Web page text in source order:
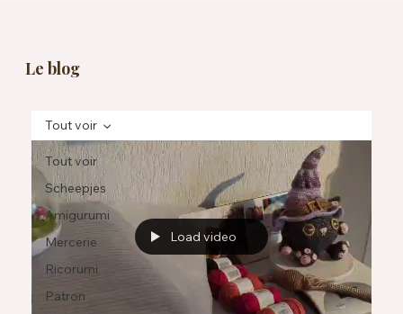
Le blog
Tout voir
Scheepjes
Amigurumi
Mercerie
Ricorumi
Patron
Tout voir
Load video